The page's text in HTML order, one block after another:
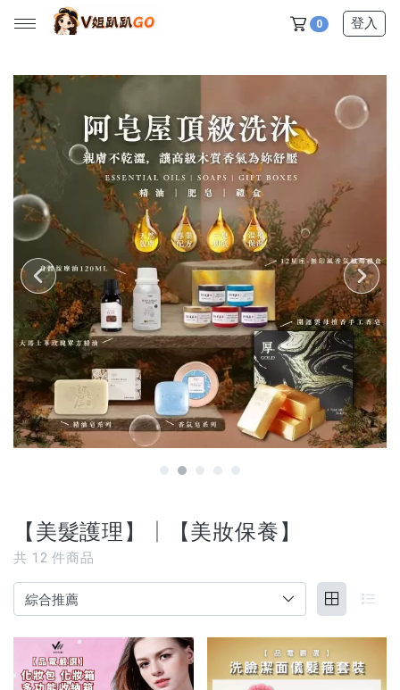
0 登入
所有產品
【V姐團購專屬優惠】
【春季下殺特賣】
【新品上市】
【美髮護理】
【服飾內著】
【居家生活】
【營養保健】
【3C家電/周邊】
品牌
服務/政策
【美髮護理】│【美妝保養】
共 12 件商品